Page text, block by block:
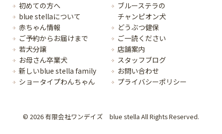
初めての方へ
blue stellaについて
赤ちゃん情報
ご予約からお届けまで
若犬分譲
お母さん卒業犬
新しいblue stella family
ショータイプわんちゃん
ブルーステラの
チャンピオン犬
どうぶつ健保
ご一読ください
店舗案内
スタッフブログ
お問い合わせ
プライバシーポリシー
© 2026 有限会社ワンデイズ blue stella All Rights Reserved.